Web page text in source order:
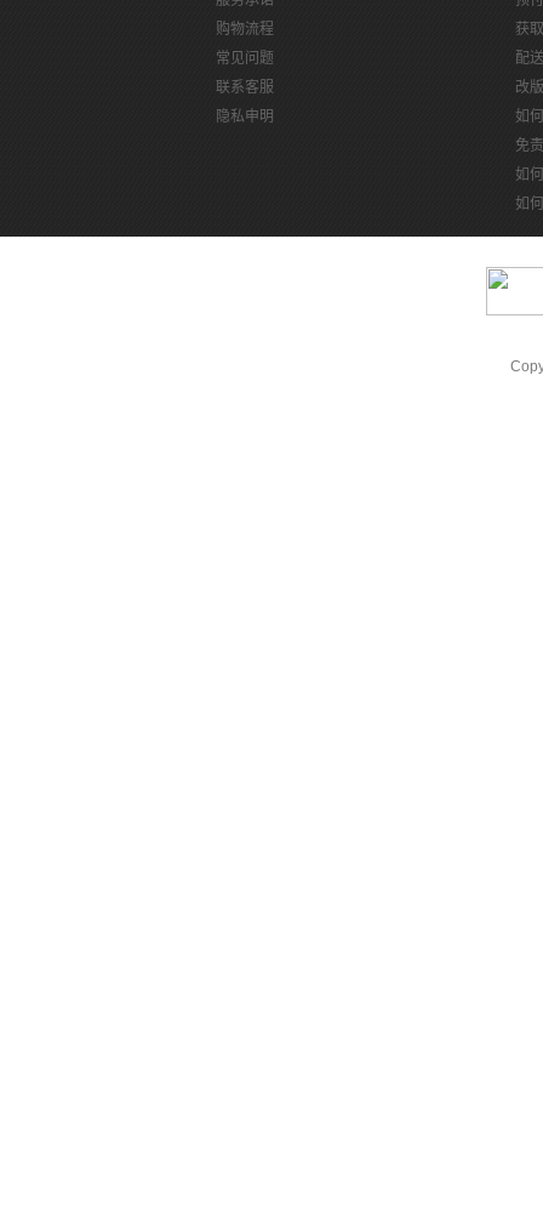
购物流程
常见问题
联系客服
隐私申明
获
配
改
如
免
如
如